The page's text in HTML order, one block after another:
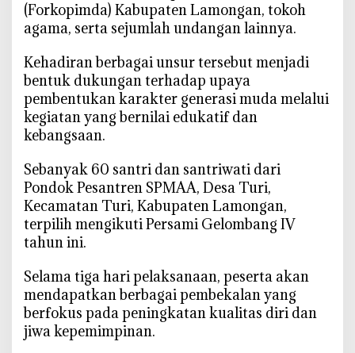
i
a
k
a
n
6
a
n
r
i
P
M
A
A
J
(Forkopimda) Kabupaten Lamongan, tokoh
agama, serta sejumlah undangan lainnya.
‎Kehadiran berbagai unsur tersebut menjadi
bentuk dukungan terhadap upaya
pembentukan karakter generasi muda melalui
kegiatan yang bernilai edukatif dan
kebangsaan.
‎Sebanyak 60 santri dan santriwati dari
Pondok Pesantren SPMAA, Desa Turi,
Kecamatan Turi, Kabupaten Lamongan,
terpilih mengikuti Persami Gelombang IV
tahun ini.
‎Selama tiga hari pelaksanaan, peserta akan
mendapatkan berbagai pembekalan yang
berfokus pada peningkatan kualitas diri dan
jiwa kepemimpinan.